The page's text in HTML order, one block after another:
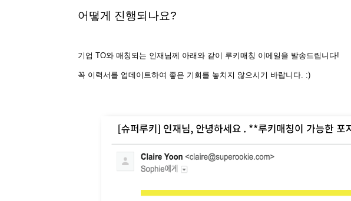
어떻게 진행되나요?
기업 TO와 매칭되는 인재님께 아래와 같이 루키매칭 이메일을 발송드립니다!
꼭 이력서를 업데이트하여 좋은 기회를 놓치지 않으시기 바랍니다. :)